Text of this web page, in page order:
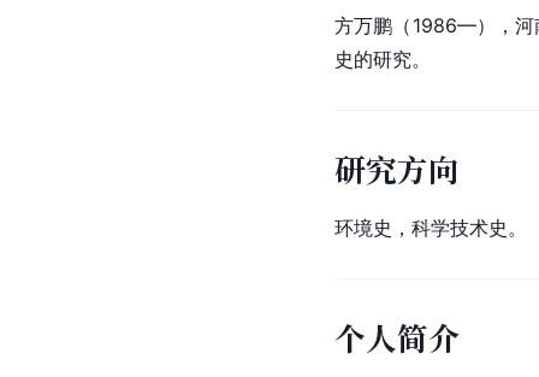
方万鹏（1986—），河
史的研究。
研究方向
环境史，科学技术史。
个人简介